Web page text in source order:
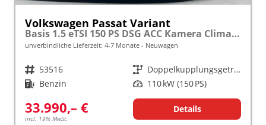
Volkswagen Passat Variant
Basis 1.5 eTSI 150 PS DSG ACC Kamera Climatronic
unverbindliche Lieferzeit: 4-7 Monate Neuwagen
Fahrzeugnr. 53516 Getriebe
Doppelkupplungsgetriebe (DSG)
Kraftstoff Benzin Leistung 110 kW (150 PS)
33.990,– €
incl. 19% MwSt.
Details